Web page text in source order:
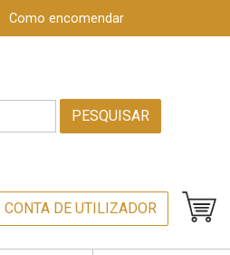
Como encomendar
PESQUISAR
CONTA DE UTILIZADOR